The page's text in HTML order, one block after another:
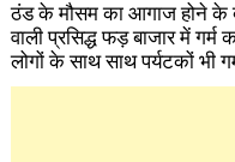
ठंड के मौसम का आगाज होने के
वाली प्रसिद्ध फड़ बाजार में
लोगों के साथ साथ पर्यटकों भी